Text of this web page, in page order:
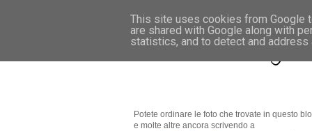
Marcellino
Potete ordinare le foto che trovate in questo
e molte altre ancora scrivendo a
This site uses cookies from Google
are shared with Google along with
statistics, and to detect and address